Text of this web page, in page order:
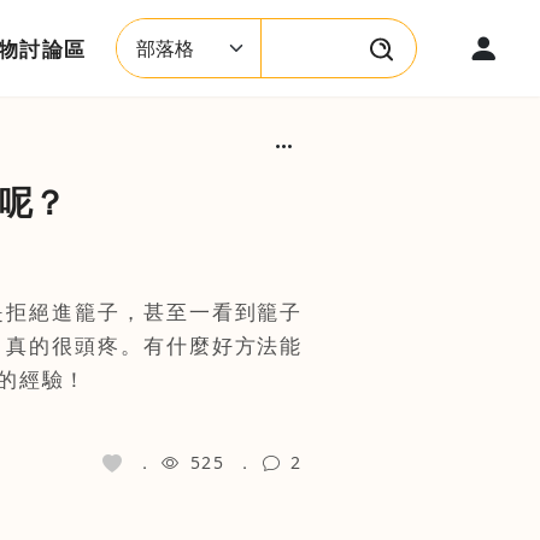
討論區 搜尋類型
搜尋關鍵字
？
絕進籠子，甚至一看到籠子
的很頭疼。有什麼好方法能
經驗！
525 2